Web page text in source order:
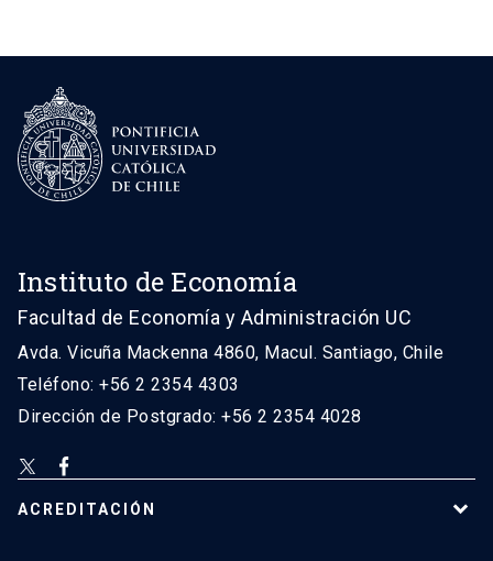
Instituto de Economía
Facultad de Economía y Administración UC
Avda. Vicuña Mackenna 4860, Macul. Santiago, Chile
Teléfono: +56 2 2354 4303
Dirección de Postgrado: +56 2 2354 4028
ACREDITACIÓN